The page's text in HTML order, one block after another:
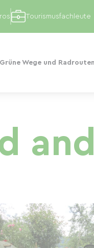
Grüne Wege und Radrouten
Tourismusfachleute